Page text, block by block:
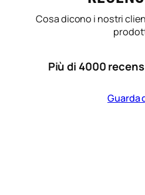
Cosa dicono i nostri
Più di 4000
Guarda